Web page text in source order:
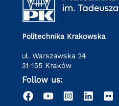
Politechnika Krakowska
ul. Warszawska 24
31-155 Kraków
Follow us: